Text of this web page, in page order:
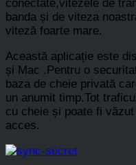
conectate,vitezele de
banda și de viteza
viteză foarte mare.
Această aplicație este
și Mac .Pentru o
baza de cheie privată
un anumit timp.Tot
cu cheie și poate fi
acces.